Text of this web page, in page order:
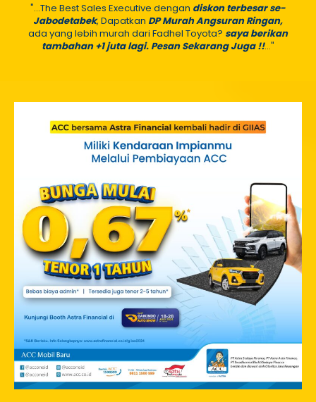
"...The Best Sales Executive dengan diskon terbesar se-
Jabodetabek, Dapatkan DP Murah Angsuran Ringan,
ada yang lebih murah dari Fadhel Toyota? saya berikan
tambahan +1 juta lagi. Pesan Sekarang Juga !!..."